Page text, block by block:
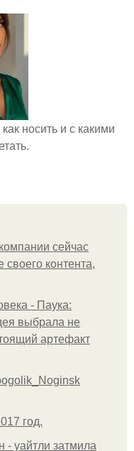
носить и с какими
сейчас
контента,
- Паука:
выбрала не
артефакт
год.
- уайтли затмила